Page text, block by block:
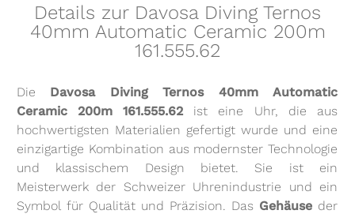
Details zur Davosa Diving Ternos
40mm Automatic Ceramic 200m
161.555.62
Die Davosa Diving Ternos 40mm Automatic
Ceramic 200m 161.555.62 ist eine Uhr, die aus
hochwertigsten Materialien gefertigt wurde und eine
einzigartige Kombination aus modernster Technologie
und klassischem Design bietet. Sie ist ein
Meisterwerk der Schweizer Uhrenindustrie und ein
Symbol für Qualität und Präzision. Das Gehäuse der